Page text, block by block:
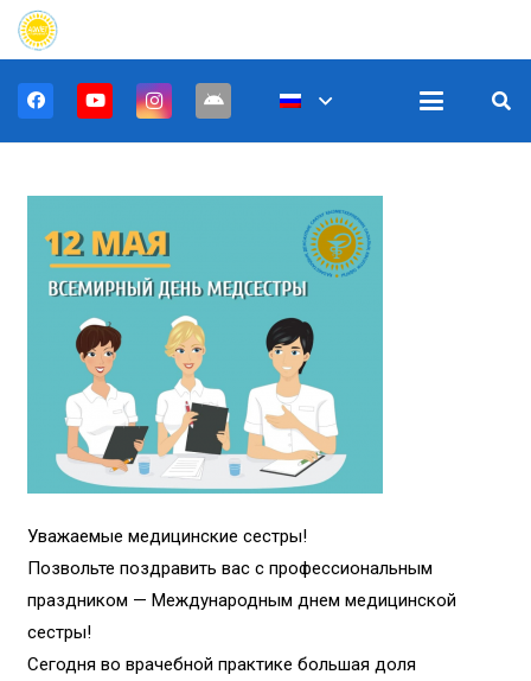
Уважаемые медицинские сестры!
Позвольте поздравить вас с профессиональным
праздником — Международным днем медицинской
сестры!
Сегодня во врачебной практике большая доля